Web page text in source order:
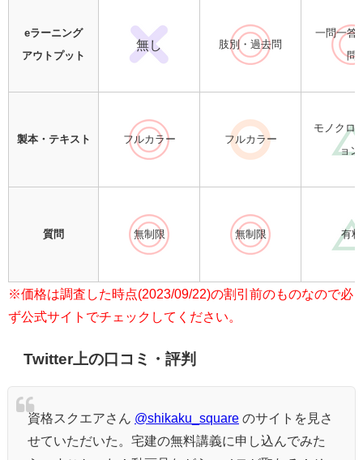
eラーニング
アウトプット
無し 肢別・過去問
一問一答
問
製本・テキスト フルカラー フルカラー
モノクロ(
ョン)
質問 無制限 無制限 有料
※価格は調査した時点(2023/09/22)の割引前のものなので必
ず公式サイトでチェックしてください。
Twitter上の口コミ・評判
資格スクエアさん @shikaku_square のサイトを見さ
せていただいた。宅建の無料講義に申し込んでみた